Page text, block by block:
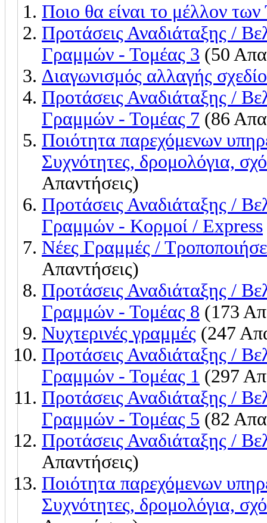
Ποιο θα είναι το μέλλον των
Προτάσεις Αναδιάταξης /
Γραμμών - Τομέας 3 (50
Διαγωνισμός αλλαγής
Προτάσεις Αναδιάταξης /
Γραμμών - Τομέας 7 (86
Ποιότητα παρεχόμενων
Συχνότητες, δρομολόγια,
Απαντήσεις)
Προτάσεις Αναδιάταξης /
Γραμμών - Κορμοί / Express
Νέες Γραμμές /
Απαντήσεις)
Προτάσεις Αναδιάταξης /
Γραμμών - Τομέας 8 (173
Νυχτερινές γραμμές (247
Προτάσεις Αναδιάταξης /
Γραμμών - Τομέας 1 (297
Προτάσεις Αναδιάταξης /
Γραμμών - Τομέας 5 (82
Προτάσεις Αναδιάταξης /
Απαντήσεις)
Ποιότητα παρεχόμενων
Συχνότητες, δρομολόγια,